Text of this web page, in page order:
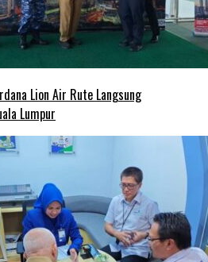
Lion Air Rute Langsung
Lumpur